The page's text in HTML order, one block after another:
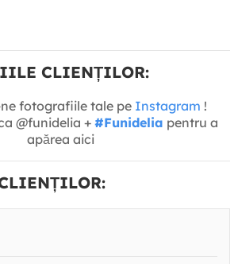
CLIENȚILOR:
fotografiile tale pe Instagram !
@funidelia + #Funidelia pentru a
apărea aici